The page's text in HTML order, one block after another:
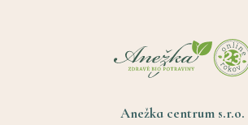
Anežka centrum s.r.o.